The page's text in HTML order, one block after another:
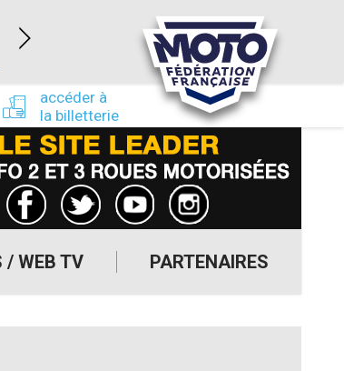
/ WEB TV PARTENAIRES
accéder à
la billetterie
LÉDENON (30)
du 22/08/2026 au 23/08/2026